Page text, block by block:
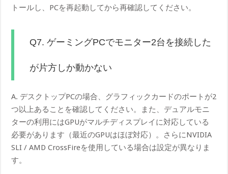
トールし、PCを再起動してから再確認してください。
Q7. ゲーミングPCでモニター2台を接続した
が片方しか動かない
A. デスクトップPCの場合、グラフィックカードのポートが2
つ以上あることを確認してください。また、デュアルモニ
ターの利用にはGPUがマルチディスプレイに対応している
必要があります（最近のGPUはほぼ対応）。さらにNVIDIA
SLI / AMD CrossFireを使用している場合は設定が異なりま
す。